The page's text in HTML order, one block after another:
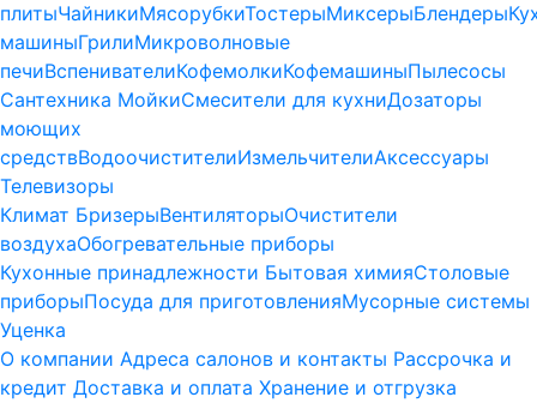
плитыЧайникиМясорубкиТостерыМиксерыБлендеры
машиныГрилиМикроволновые
печиВспенивателиКофемолкиКофемашиныПылесосы
Сантехника МойкиСмесители для кухниДозаторы
моющих
средствВодоочистителиИзмельчителиАксессуары
Телевизоры
Климат БризерыВентиляторыОчистители
воздухаОбогревательные приборы
Кухонные принадлежности Бытовая химияСтоловые
приборыПосуда для приготовленияМусорные системы
Уценка
О компании Адреса салонов и контакты Рассрочка и
кредит Доставка и оплата Хранение и отгрузка